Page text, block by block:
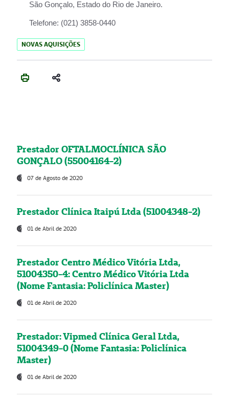
São Gonçalo, Estado do Rio de Janeiro.
Telefone: (021) 3858-0440
NOVAS AQUISIÇÕES
Prestador OFTALMOCLÍNICA SÃO
GONÇALO (55004164-2)
07 de Agosto de 2020
Prestador Clínica Itaipú Ltda (51004348-2)
01 de Abril de 2020
Prestador Centro Médico Vitória Ltda,
51004350-4: Centro Médico Vitória Ltda
(Nome Fantasia: Policlínica Master)
01 de Abril de 2020
Prestador: Vipmed Clínica Geral Ltda,
51004349-0 (Nome Fantasia: Policlínica
Master)
01 de Abril de 2020